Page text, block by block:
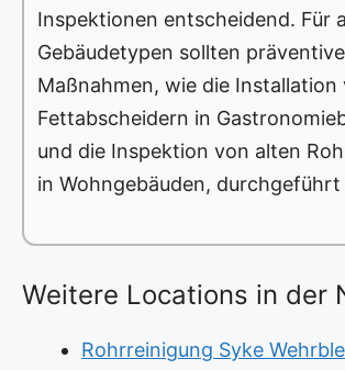
Inspektionen entscheidend. Für
Gebäudetypen sollten präventive
Maßnahmen, wie die Installation
Fettabscheidern in
und die Inspektion von alten
in Wohngebäuden,
Weitere Locations in der
Rohrreinigung Syke